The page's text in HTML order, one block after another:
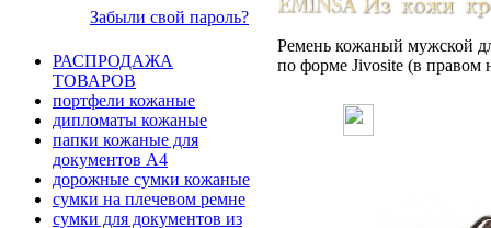
Забыли свой пароль?
РАСПРОДАЖА
ТОВАРОВ
портфели кожаные
дипломаты кожаные
папки кожаные для
документов А4
дорожные сумки кожаные
сумки на плечевом ремне
сумки для документов из
Ремень кожаный мужской
по форме Jivosite (в правом